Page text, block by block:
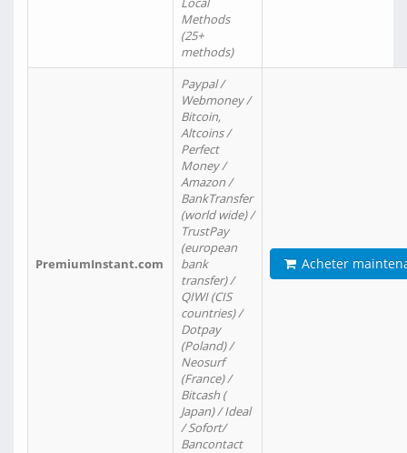
Methods
(25+
methods)
PremiumInstant.com
Paypal /
Webmoney /
Bitcoin,
Altcoins /
Perfect
Money /
Amazon /
BankTransfer
(world wide) /
TrustPay
(european
bank
transfer) /
QIWI (CIS
countries) /
Dotpay
(Poland) /
Neosurf
(France) /
Bitcash (
Japan) / Ideal
/ Sofort/
Bancontact
Acheter